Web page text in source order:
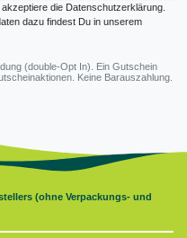
die Datenschutzerklärung.
dazu findest Du in unserem
(double-Opt In). Ein Gutschein
Keine Barauszahlung.
(ohne Verpackungs- und